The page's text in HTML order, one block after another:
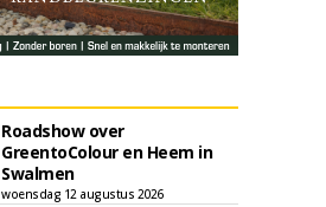
Roadshow over
GreentoColour en Heem in
Swalmen
woensdag 12 augustus 2026